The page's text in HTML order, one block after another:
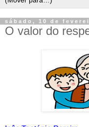
sábado, 10 de
O valor do